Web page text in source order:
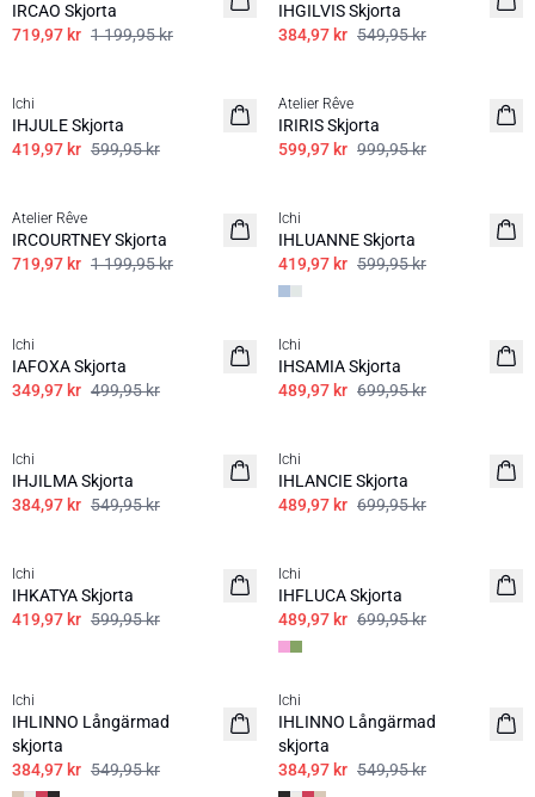
IRCAO Skjorta
719,97 kr 1 199,95 kr
IHGILVIS Skjorta
384,97 kr 549,95 kr
Ichi
IHJULE Skjorta
419,97 kr 599,95 kr
Atelier Rêve
IRIRIS Skjorta
599,97 kr 999,95 kr
Atelier Rêve
IRCOURTNEY Skjorta
719,97 kr 1 199,95 kr
Ichi
IHLUANNE Skjorta
419,97 kr 599,95 kr
100% bomull
Ichi
IAFOXA Skjorta
349,97 kr 499,95 kr
SALE | 30%
Ichi
IHSAMIA Skjorta
489,97 kr 699,95 kr
Ichi
IHJILMA Skjorta
384,97 kr 549,95 kr
Ichi
IHLANCIE Skjorta
489,97 kr 699,95 kr
Ichi
IHKATYA Skjorta
419,97 kr 599,95 kr
Ichi
IHFLUCA Skjorta
489,97 kr 699,95 kr
Ichi
IHLINNO Långärmad
skjorta
384,97 kr 549,95 kr
SALE | 30%
Ichi
IHLINNO Långärmad
skjorta
384,97 kr 549,95 kr